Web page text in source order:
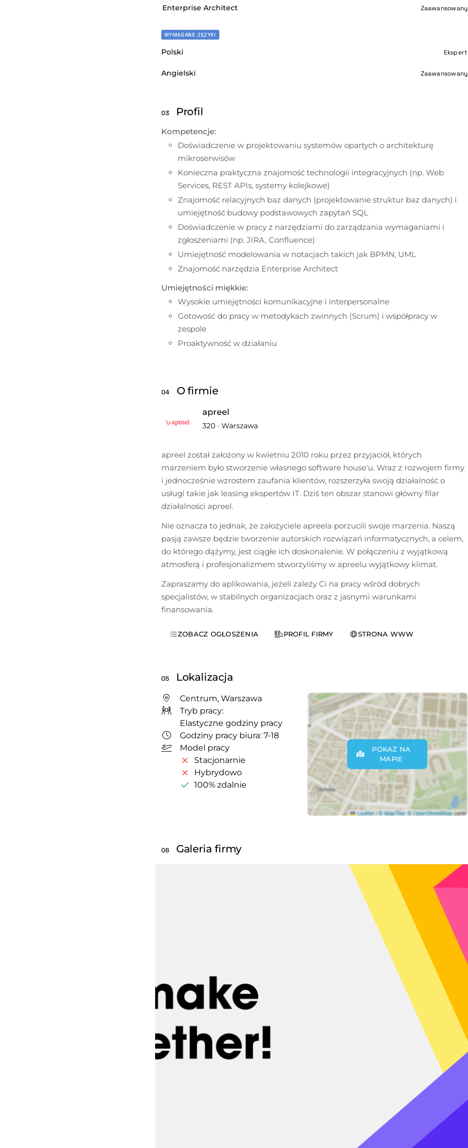
Enterprise Architect Zaawansowany
WYMAGANE JĘZYKI
Polski Ekspert
Angielski Zaawansowany
03 Profil
Kompetencje:
Doświadczenie w projektowaniu systemów opartych o architekturę
mikroserwisów
Konieczna praktyczna znajomość technologii integracyjnych (np. Web
Services, REST APIs, systemy kolejkowe)
Znajomość relacyjnych baz danych (projektowanie struktur baz danych) i
umiejętność budowy podstawowych zapytań SQL
Doświadczenie w pracy z narzędziami do zarządzania wymaganiami i
zgłoszeniami (np. JIRA, Confluence)
Umiejętność modelowania w notacjach takich jak BPMN, UML
Znajomość narzędzia Enterprise Architect
Umiejętności miękkie:
Wysokie umiejętności komunikacyjne i interpersonalne
Gotowość do pracy w metodykach zwinnych (Scrum) i współpracy w
zespole
Proaktywność w działaniu
04 O firmie
apreel
320 · Warszawa
apreel został założony w kwietniu 2010 roku przez przyjaciół, których
marzeniem było stworzenie własnego software house'u. Wraz z rozwojem firmy
i jednocześnie wzrostem zaufania klientów, rozszerzyła swoją działalność o
usługi takie jak leasing ekspertów IT. Dziś ten obszar stanowi główny filar
działalności apreel.
Nie oznacza to jednak, że założyciele apreela porzucili swoje marzenia. Naszą
pasją zawsze będzie tworzenie autorskich rozwiązań informatycznych, a celem,
do którego dążymy, jest ciągłe ich doskonalenie. W połączeniu z wyjątkową
atmosferą i profesjonalizmem stworzyliśmy w apreelu wyjątkowy klimat.
Zapraszamy do aplikowania, jeżeli zależy Ci na pracy wśród dobrych
specjalistów, w stabilnych organizacjach oraz z jasnymi warunkami
finansowania.
ZOBACZ OGŁOSZENIA PROFIL FIRMY STRONA WWW
05 Lokalizacja
Centrum, Warszawa
Tryb pracy:
Elastyczne godziny pracy
Godziny pracy biura: 7-18
Model pracy
Stacjonarnie
Hybrydowo
100% zdalnie
POKAŻ NA
MAPIE
06 Galeria firmy